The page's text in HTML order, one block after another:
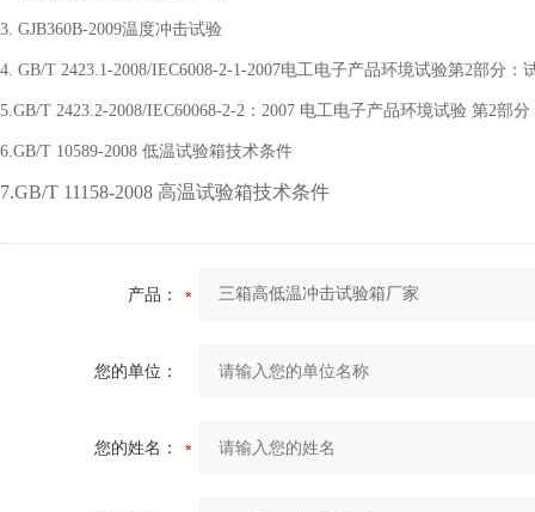
3. GJB360B-2009温度冲击试验
4. GB/T 2423.1-2008/IEC6008-2-1-2007电工电子产品环境试验第2部分：
5.GB/T 2423.2-2008/IEC60068-2-2：2007 电工电子产品环境试验 第2部
6.GB/T 10589-2008 低温试验箱技术条件
7.GB/T 11158-2008 高温试验箱技术条件
产品：
您的单位：
您的姓名：